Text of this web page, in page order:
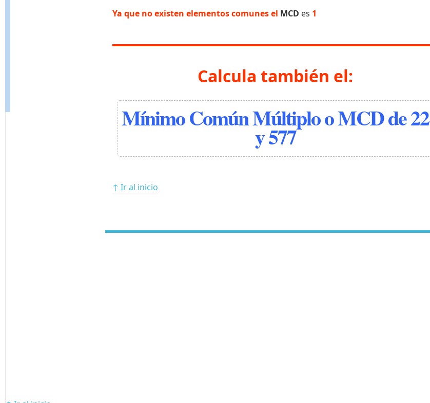
Ya que no existen elementos comunes el MCD es 1
Calcula también el:
Mínimo Común Múltiplo o MCD de 22
y 577
↑ Ir al inicio